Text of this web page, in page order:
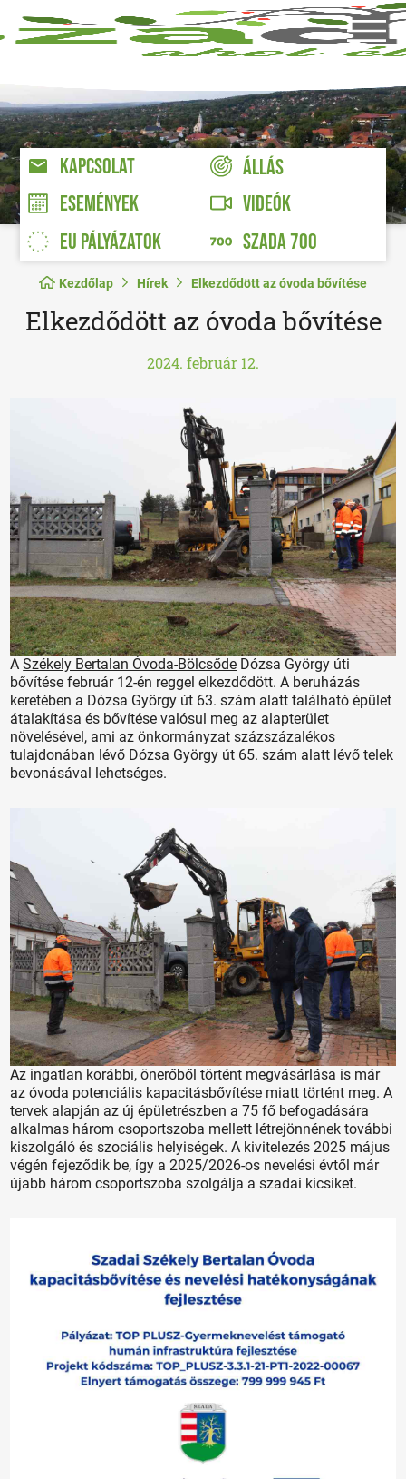
KAPCSOLAT
ÁLLÁS
ESEMÉNYEK
VIDEÓK
EU PÁLYÁZATOK
SZADA 700
Kezdőlap Hírek Elkezdődött az óvoda bővítése
Elkezdődött az óvoda bővítése
2024. február 12.
ASzékely Bertalan Óvoda-Bölcsőde Dózsa György úti
bővítése február 12-én reggel elkezdődött. A beruházás
keretében a Dózsa György út 63. szám alatt található épület
átalakítása és bővítése valósul meg az alapterület
növelésével, ami az önkormányzat százszázalékos
tulajdonában lévő Dózsa György út 65. szám alatt lévő telek
bevonásával lehetséges.
Az ingatlan korábbi, önerőből történt megvásárlása is már
az óvoda potenciális kapacitásbővítése miatt történt meg. A
tervek alapján az új épületrészben a 75 fő befogadására
alkalmas három csoportszoba mellett létrejönnének további
kiszolgáló és szociális helyiségek. A kivitelezés 2025 május
végén fejeződik be, így a 2025/2026-os nevelési évtől már
újabb három csoportszoba szolgálja a szadai kicsiket.